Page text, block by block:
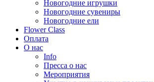
Новогодние игрушки
Новогодние сувениры
Новогодние ели
Flower Class
Оплата
О нас
Info
Пресса о нас
Мероприятия